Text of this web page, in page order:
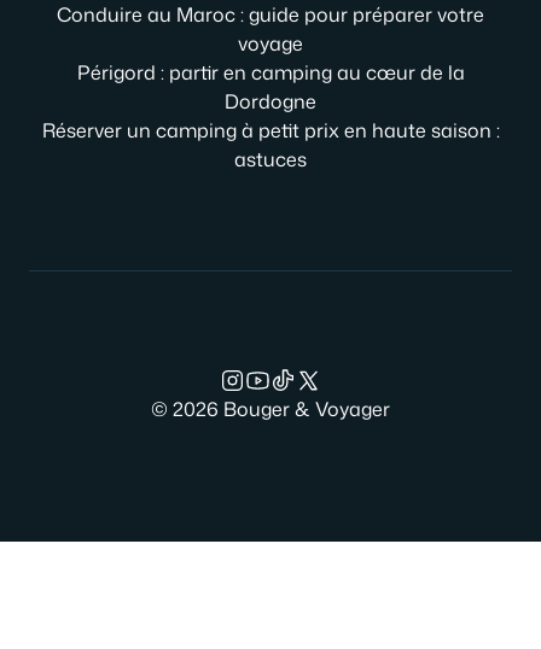
Conduire au Maroc : guide pour préparer votre
voyage
Périgord : partir en camping au cœur de la
Dordogne
Réserver un camping à petit prix en haute saison :
astuces
© 2026 Bouger & Voyager